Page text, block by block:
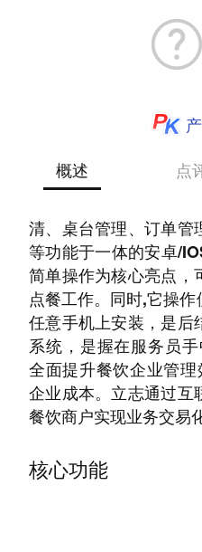
概述
点
清、桌台管理、订单管
等功能于一体的安卓/
简单操作为核心亮点，
点餐工作。同时,它操
任意手机上安装，是后
系统，是握在服务员
全面提升餐饮企业管
企业成本。立志通过互
餐饮商户实现业务交易
核心功能